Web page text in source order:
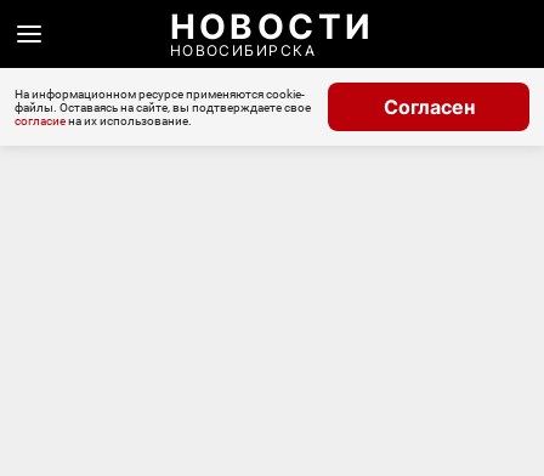
НОВОСТИ
НОВОСИБИРСКА
На информационном ресурсе применяются cookie-
файлы. Оставаясь на сайте, вы подтверждаете свое
согласиена их использование.
Согласен